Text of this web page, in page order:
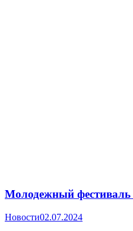
Молодежный
Новости02.07.2024